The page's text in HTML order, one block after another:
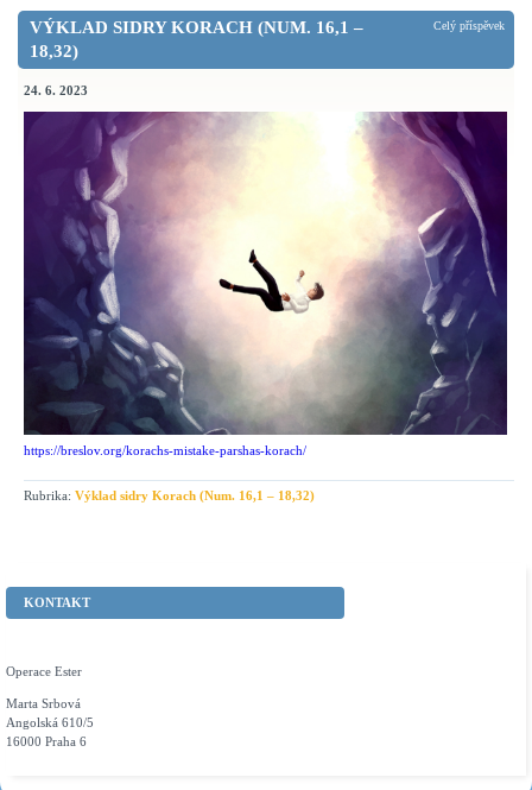
VÝKLAD SIDRY KORACH (NUM. 16,1 –
18,32)
24. 6. 2023
https://breslov.org/korachs-mistake-parshas-korach/
Celý příspěvek
Rubrika: Výklad sidry Korach (Num. 16,1 – 18,32)
KONTAKT
Operace Ester
Marta Srbová
Angolská 610/5
16000 Praha 6